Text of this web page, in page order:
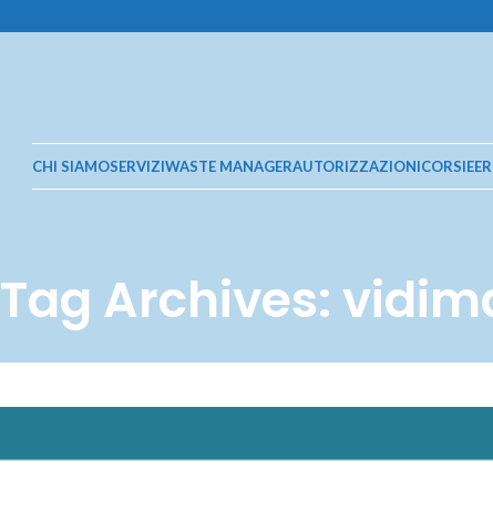
CHI SIAMOSERVIZIWASTE MANAGERAUTORIZZAZIONICORSIEER
Tag Archives: